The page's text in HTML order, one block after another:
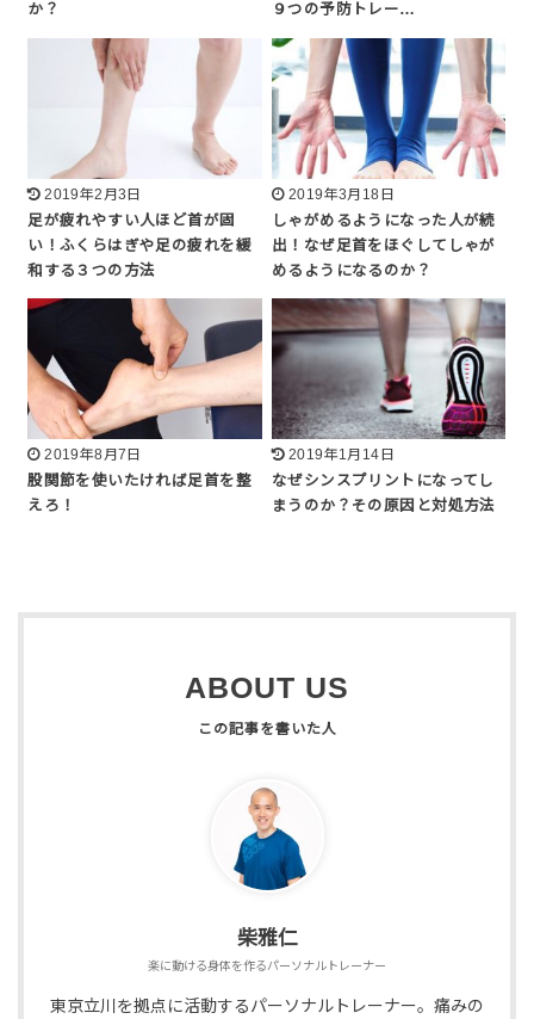
か？
９つの予防トレー…
2019年2月3日
足が疲れやすい人ほど首が固
い！ふくらはぎや足の疲れを緩
和する３つの方法
2019年3月18日
しゃがめるようになった人が続
出！なぜ足首をほぐしてしゃが
めるようになるのか？
2019年8月7日
股関節を使いたければ足首を整
えろ！
2019年1月14日
なぜシンスプリントになってし
まうのか？その原因と対処方法
ABOUT US
柴雅仁
楽に動ける身体を作るパーソナルトレーナー
東京立川を拠点に活動するパーソナルトレーナー。痛みの